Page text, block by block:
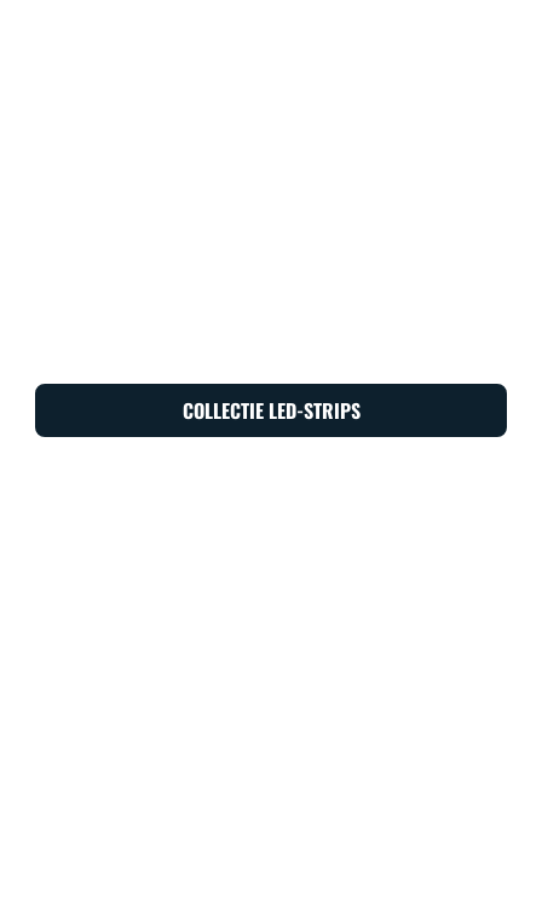
COLLECTIE LED-STRIPS